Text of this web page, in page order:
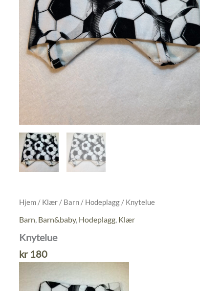
Hjem / Klær / Barn / Hodeplagg / Knytelue
Barn Barn&baby, Hodeplagg Klær
Knytelue
kr180